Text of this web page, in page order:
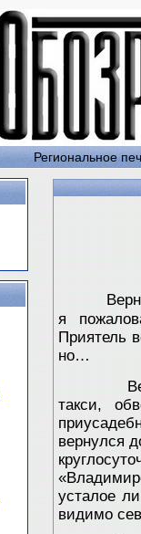
Региональное
я
Приятель
но…
такси,
вернулся
усталое
видимо